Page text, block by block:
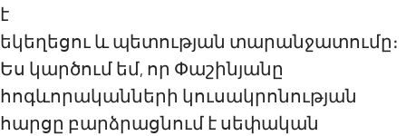
է
եկեղեցու և պետության տարանջատումը։
Ես կարծում եմ, որ Փաշինյանը
հոգևորականների կուսակրոնության
հարցը բարձրացնում է սեփական